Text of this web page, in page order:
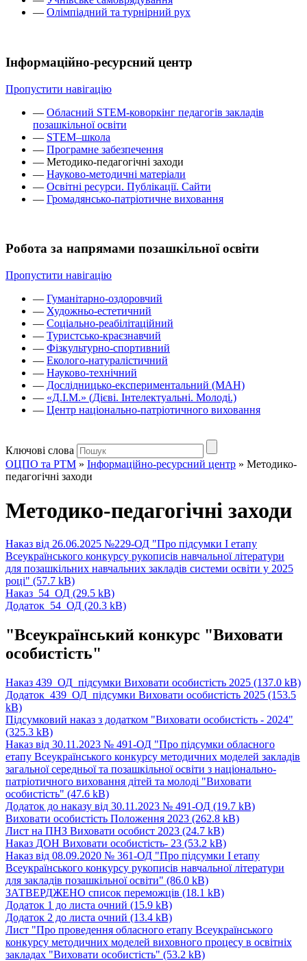
— Олімпіадний та турнірний рух
Інформаційно-ресурсний центр
Пропустити навігацію
— Обласний STEM-коворкінг педагогів закладів
позашкільної освіти
— STEM–школа
— Програмне забезпечення
— Методико-педагогічні заходи
— Науково-методичні матеріали
— Освітні ресурси. Публікації. Сайти
— Громадянсько-патріотичне виховання
Робота за напрямами позашкільної освіти
Пропустити навігацію
— Гуманітарно-оздоровчий
— Художньо-естетичний
— Соціально-реабілітаційний
— Туристсько-краєзнавчий
— Фізкультурно-спортивний
— Еколого-натуралістичний
— Науково-технічний
— Дослідницько-експериментальний (МАН)
— «Д.І.М.» (Дієві. Інтелектуальні. Молоді.)
— Центр національно-патріотичного виховання
Ключові слова
ОЦПО та РТМ » Інформаційно-ресурсний центр » Методико-
педагогічні заходи
Методико-педагогічні заходи
Наказ від 26.06.2025 №229-ОД "Про підсумки І етапу
Всеукраїнського конкурсу рукописів навчальної літератури
для позашкільних навчальних закладів системи освіти у 2025
році" (57.7 kB)
Наказ_54_ОД (29.5 kB)
Додаток_54_ОД (20.3 kB)
"Всеукраїнський конкурс "Виховати
особистість"
Наказ 439_ОД_підсумки Виховати особистість 2025 (137.0 kB)
Додаток_439_ОД_підсумки Виховати особистість 2025 (153.5
kB)
Підсумковий наказ з додатком "Виховати особистість - 2024"
(325.3 kB)
Наказ від 30.11.2023 № 491-ОД "Про підсумки обласного
етапу Всеукраїнського конкурсу методичних моделей закладів
загальної середньої та позашкільної освіти з національно-
патріотичного виховання дітей та молоді "Виховати
особистість" (47.6 kB)
Додаток до наказу від 30.11.2023 № 491-ОД (19.7 kB)
Виховати особистість Положення 2023 (262.8 kB)
Лист на ПНЗ Виховати особист 2023 (24.7 kB)
Наказ ДОН Виховати особистість- 23 (53.2 kB)
Наказ від 08.09.2020 № 361-ОД "Про підсумки І етапу
Всеукраїнського конкурсу рукописів навчальної літератури
для закладів позашкільної освіти" (86.0 kB)
ЗАТВЕРДЖЕНО список переможців (18.1 kB)
Додаток 1 до листа очний (15.9 kB)
Додаток 2 до листа очний (13.4 kB)
Лист "Про проведення обласного етапу Всеукраїнського
конкурсу методичних моделей виховного процесу в освітніх
закладах "Виховати особистість" (53.2 kB)